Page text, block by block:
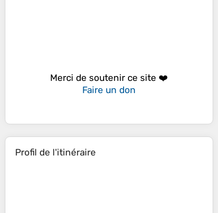
Merci de soutenir ce site ❤️
Faire un don
Profil de l'itinéraire